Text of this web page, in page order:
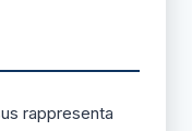
rappresenta